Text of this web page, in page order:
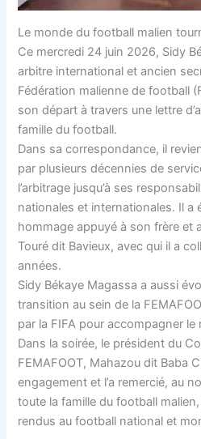
Le monde du football malien
Ce mercredi 24 juin 2026, Sidy
arbitre international et ancien
Fédération malienne de football
son départ à travers une lettre
famille du football.
Dans sa correspondance, il
par plusieurs décennies de
l’arbitrage jusqu’à ses
nationales et internationales. Il a
hommage appuyé à son frère et
Touré dit Bavieux, avec qui il a
années.
Sidy Békaye Magassa a aussi
transition au sein de la
par la FIFA pour accompagner le
Dans la soirée, le président du
FEMAFOOT, Mahazou dit Baba
engagement et l’a remercié, au
toute la famille du football
rendus au football national et